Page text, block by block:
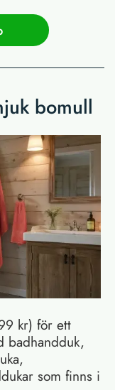
bomull
kr) för ett
badhandduk,
som finns i